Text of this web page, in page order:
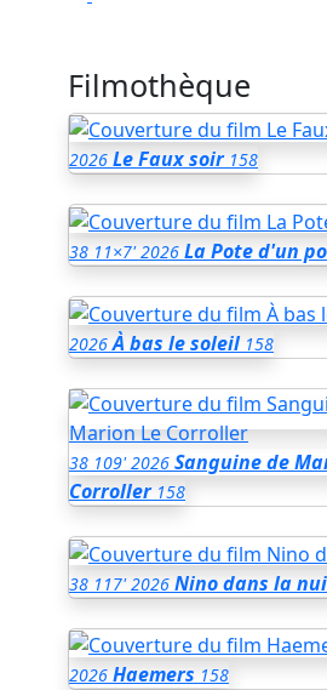
Filmothèque
2026 Le Faux soir 158
38 11×7' 2026 La Pote d'un
2026 À bas le soleil 158
38 109' 2026 Sanguine de
Corroller 158
38 117' 2026 Nino dans la
2026 Haemers 158